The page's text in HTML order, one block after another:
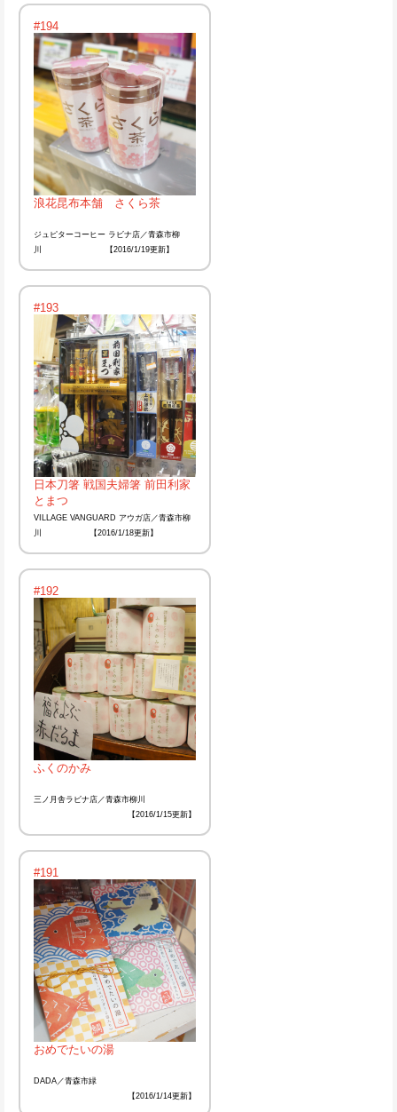
#194
浪花昆布本舗 さくら茶
ジュピターコーヒー ラビナ店／青森市柳
川 【2016/1/19更新】
#193
日本刀箸 戦国夫婦箸 前田利家
とまつ
VILLAGE VANGUARD アウガ店／青森市柳
川 【2016/1/18更新】
#192
ふくのかみ
三ノ月舎ラビナ店／青森市柳川
【2016/1/15更新】
#191
おめでたいの湯
DADA／青森市緑
【2016/1/14更新】